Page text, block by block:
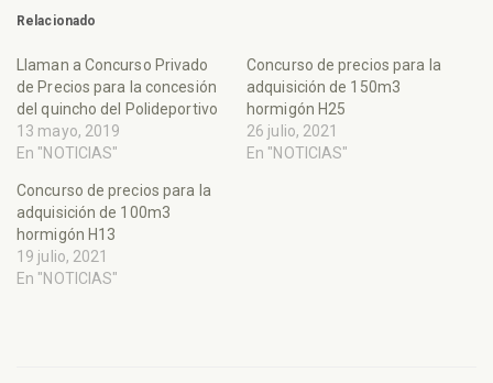
Relacionado
Llaman a Concurso Privado
de Precios para la concesión
del quincho del Polideportivo
13 mayo, 2019
En "NOTICIAS"
Concurso de precios para la
adquisición de 150m3
hormigón H25
26 julio, 2021
En "NOTICIAS"
Concurso de precios para la
adquisición de 100m3
hormigón H13
19 julio, 2021
En "NOTICIAS"